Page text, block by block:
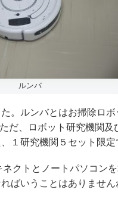
ルンバ
。ルンバとはお掃除ロ
だ、ロボット研究機関
１研究機関５セット限定
クトとノートパソコン
ばいうことはありません